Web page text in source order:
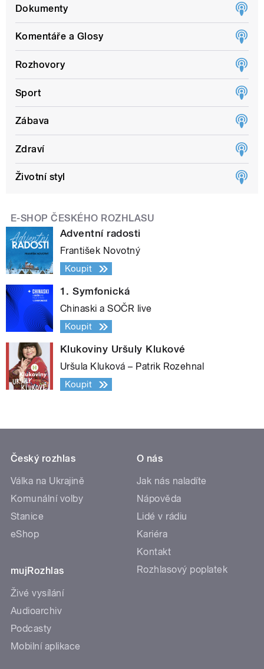
Dokumenty
Komentáře a Glosy
Rozhovory
Sport
Zábava
Zdraví
Životní styl
E-SHOP ČESKÉHO ROZHLASU
Adventní radosti
František Novotný
Koupit
1. Symfonická
Chinaski a SOČR live
Koupit
Klukoviny Uršuly Klukové
Uršula Kluková – Patrik Rozehnal
Koupit
Český rozhlas
Válka na Ukrajině
Komunální volby
Stanice
eShop
mujRozhlas
Živé vysílání
Audioarchiv
Podcasty
Mobilní aplikace
O nás
Jak nás naladíte
Nápověda
Lidé v rádiu
Kariéra
Kontakt
Rozhlasový poplatek